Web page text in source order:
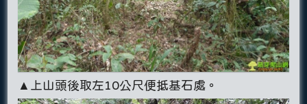
▲上山頭後取左10公尺便抵基石處。